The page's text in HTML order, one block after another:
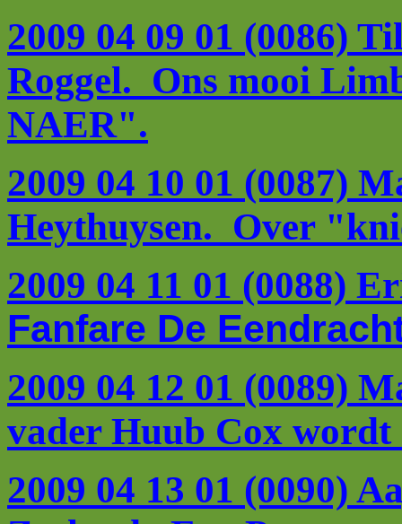
2009 04 09 01 (0086)
Roggel. Ons mooi
NAER".
2009 04 10 01 (0087)
Heythuysen. Over
2009 04 11 01 (0088)
Fanfare De
2009 04 12 01 (0089)
vader Huub Cox wordt
2009 04 13 01 (0090)